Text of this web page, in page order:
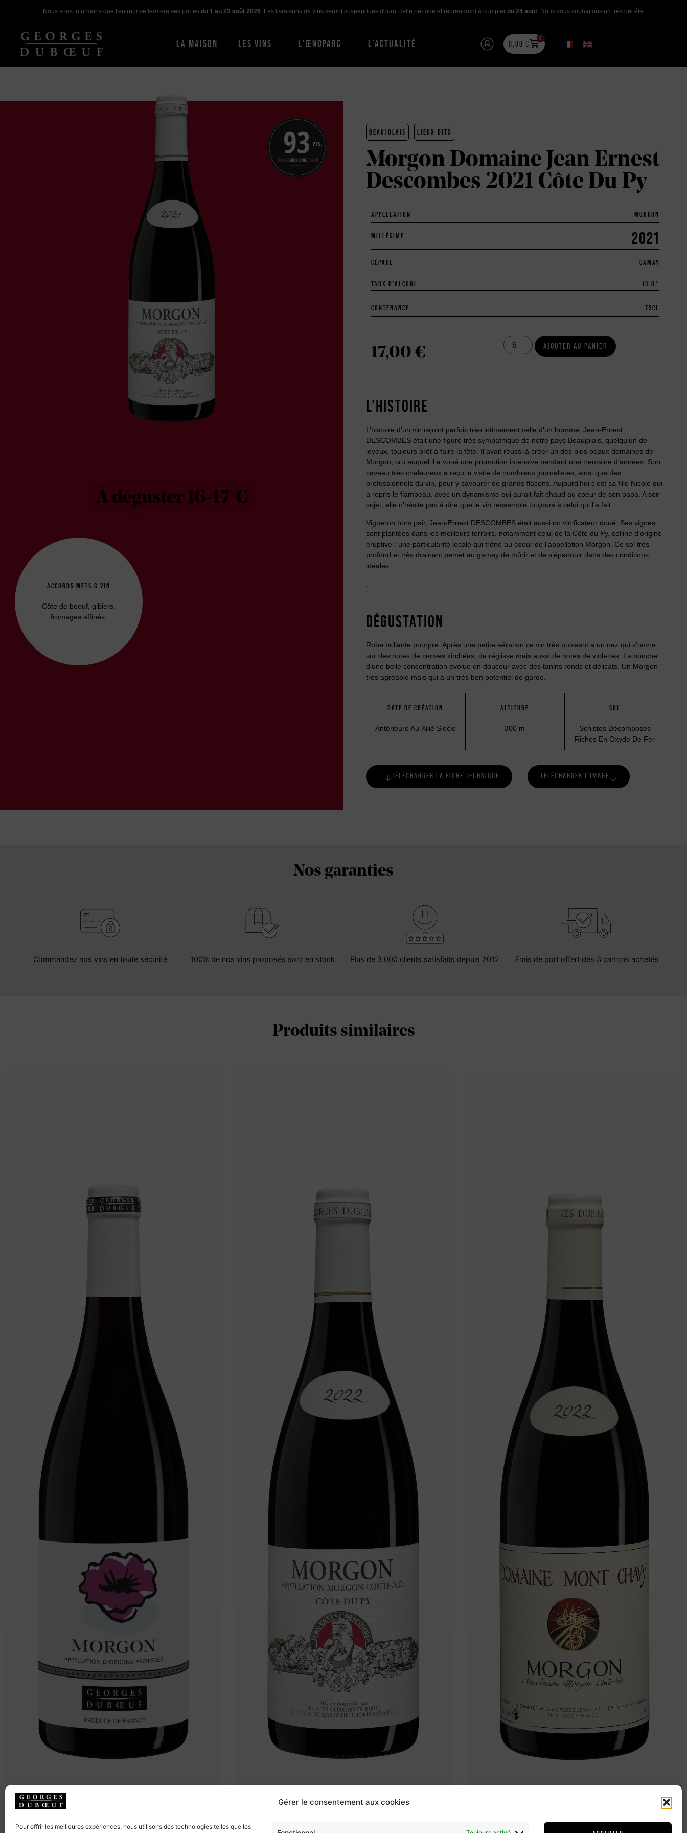
Gérer le consentement aux cookies
Pour offrir les meilleures expériences, nous utilisons des technologies telles que les
Nous vous informons que l'entreprise fermera ses portes du 1 au 23 août 2026. Les livraisons de vins seront suspendues durant cette période et reprendront à compter du 24 août. Nous vous souhaitons un très bel été.
LA MAISON LES VINS L’ŒNOPARC L’ACTUALITÉ 0,00€
0
À déguster 16-17°C
ACCORDS METS & VIN
Côte de boeuf, gibiers,
fromages affinés.
BEAUJOLAIS LIEUX-DITS
Morgon Domaine Jean Ernest
Descombes 2021 Côte Du Py
APPELLATION MORGON
MILLÉSIME 2021
CÉPAGE GAMAY
TAUX D’ALCOOL 13.0°
CONTENANCE 75CL
17,00 € AJOUTER AU PANIER
L’HISTOIRE
L’histoire d’un vin rejoint parfois très intimement celle d’un homme. Jean-Ernest
DESCOMBES était une figure très sympathique de notre pays Beaujolais, quelqu’un de
joyeux, toujours prêt à faire la fête. Il avait réussi à créer un des plus beaux domaines de
Morgon, cru auquel il a voué une promotion intensive pendant une trentaine d’années. Son
caveau très chaleureux a reçu la visite de nombreux journalistes, ainsi que des
professionnels du vin, pour y savourer de grands flacons. Aujourd’hui c’est sa fille Nicole qui
a repris le flambeau, avec un dynamisme qui aurait fait chaud au coeur de son papa. A son
sujet, elle n’hésite pas à dire que le vin ressemble toujours à celui qui l’a fait.
Vigneron hors pair, Jean-Ernest DESCOMBES était aussi un vinificateur doué. Ses vignes
sont plantées dans les meilleurs terroirs, notamment celui de la Côte du Py, colline d’origine
éruptive : une particularité locale qui trône au coeur de l’appellation Morgon. Ce sol très
profond et très drainant pemet au gamay de mûrir et de s’épanouir dans des conditions
idéales.
DÉGUSTATION
Robe brillante pourpre. Après une petite aération ce vin très puissant a un nez qui s’ouvre
sur des notes de cerises kirchées, de réglisse mais aussi de notes de violettes. La bouche
d’une belle concentration évolue en douceur avec des tanins ronds et délicats. Un Morgon
très agréable mais qui a un très bon potentiel de garde.
DATE DE CRÉATION
Antérieure Au Xiiiè Siècle
ALTITUDE
300 m
SOL
Schistes Décomposés
Riches En Oxyde De Fer
TÉLÉCHARGER LA FICHE TECHNIQUE TÉLÉCHARGER L'IMAGE
Nos garanties
Commandez nos vins en toute sécurité 100% de nos vins proposés sont en stock Plus de 3 000 clients satisfaits depuis 2012 Frais de port offert dès 3 cartons achetés
Produits similaires